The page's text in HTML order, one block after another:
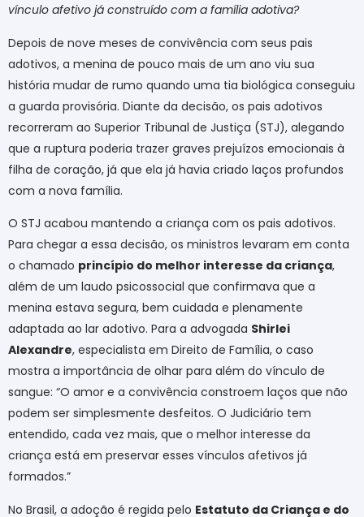
vínculo afetivo já construído com a família adotiva?
Depois de nove meses de convivência com seus pais
adotivos, a menina de pouco mais de um ano viu sua
história mudar de rumo quando uma tia biológica conseguiu
a guarda provisória. Diante da decisão, os pais adotivos
recorreram ao Superior Tribunal de Justiça (STJ), alegando
que a ruptura poderia trazer graves prejuízos emocionais à
filha de coração, já que ela já havia criado laços profundos
com a nova família.
O STJ acabou mantendo a criança com os pais adotivos.
Para chegar a essa decisão, os ministros levaram em conta
o chamado princípio do melhor interesse da criança,
além de um laudo psicossocial que confirmava que a
menina estava segura, bem cuidada e plenamente
adaptada ao lar adotivo. Para a advogada Shirlei
Alexandre, especialista em Direito de Família, o caso
mostra a importância de olhar para além do vínculo de
sangue: “O amor e a convivência constroem laços que não
podem ser simplesmente desfeitos. O Judiciário tem
entendido, cada vez mais, que o melhor interesse da
criança está em preservar esses vínculos afetivos já
formados.”
No Brasil, a adoção é regida pelo Estatuto da Criança e do